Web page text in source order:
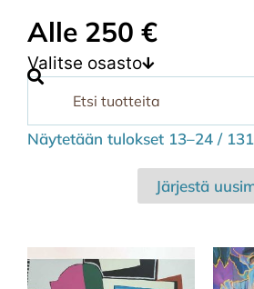
Alle 250 €
Valitse osasto
Näytetään tulokset 13–24 / 131